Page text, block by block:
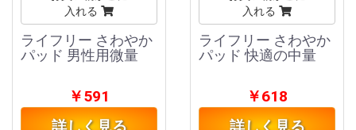
入れる
ライフリー さわやか
パッド 男性用微量
￥591
詳しく見る
入れる
ライフリー さわやか
パッド 快適の中量
￥618
詳しく見る